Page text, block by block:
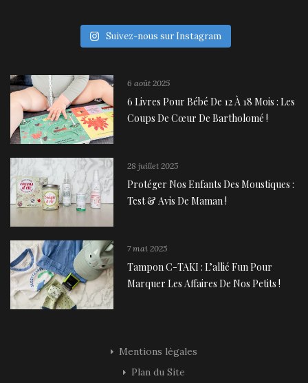
Suivez-nous sur Instagram
6 août 2025
6 Livres Pour Bébé De 12 À 18 Mois : Les
Coups De Cœur De Bartholomé !
28 juillet 2025
Protéger Nos Enfants Des Moustiques :
Test & Avis De Maman !
7 mai 2025
Tampon C-TAKI : L’allié Fun Pour
Marquer Les Affaires De Nos Petits !
Mentions légales
Plan du Site